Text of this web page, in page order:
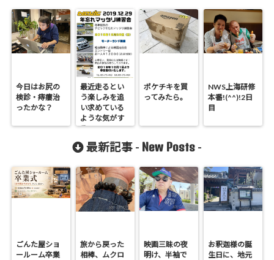
今日はお尻の
検診・痔瘻治
ったかな？
最近走るとい
う楽しみを追
い求めている
ような気がす
る。
ポケチキを買
ってみたら。
NWS上海研修
本番!(^^)!2日
目
最新記事 - New Posts -
ごんた屋ショ
ールーム卒業
旅から戻った
相棒、ムクロ
映画三昧の夜
明け、半袖で
お釈迦様の誕
生日に、地元